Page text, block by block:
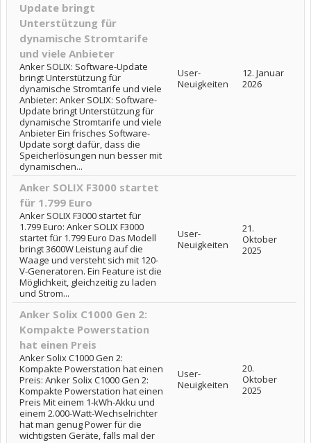
Update bringt
Unterstützung für
dynamische Stromtarife
und viele Anbieter
Anker SOLIX: Software-Update
bringt Unterstützung für
dynamische Stromtarife und viele
Anbieter: Anker SOLIX: Software-
Update bringt Unterstützung für
dynamische Stromtarife und viele
Anbieter Ein frisches Software-
Update sorgt dafür, dass die
Speicherlösungen nun besser mit
dynamischen...
User-
Neuigkeiten
12. Januar
2026
Anker SOLIX F3000 startet
für 1.799 Euro
Anker SOLIX F3000 startet für
1.799 Euro: Anker SOLIX F3000
startet für 1.799 Euro Das Modell
bringt 3600W Leistung auf die
Waage und versteht sich mit 120-
V-Generatoren. Ein Feature ist die
Möglichkeit, gleichzeitig zu laden
und Strom...
User-
Neuigkeiten
21.
Oktober
2025
Anker Solix C1000 Gen 2:
Kompakte Powerstation
hat einen Preis
Anker Solix C1000 Gen 2:
Kompakte Powerstation hat einen
Preis: Anker Solix C1000 Gen 2:
Kompakte Powerstation hat einen
Preis Mit einem 1-kWh-Akku und
einem 2.000-Watt-Wechselrichter
hat man genug Power für die
wichtigsten Geräte, falls mal der
User-
Neuigkeiten
20.
Oktober
2025